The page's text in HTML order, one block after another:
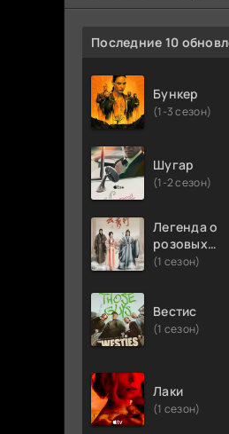
Последние 10
Бункер
(1-3 сезон)
Шугар
(1-2 сезон)
Легенда о
розовых
облаках
(1 сезон)
Вестис
(1 сезон)
Лаки
(1 сезон)